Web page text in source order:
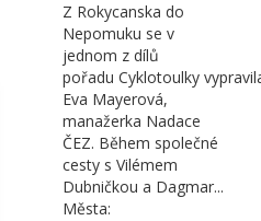
Z Rokycanska do
Nepomuku se v
jednom z dílů
pořadu Cyklotoulky
Eva Mayerová,
manažerka Nadace
ČEZ. Během společné
cesty s Vilémem
Dubničkou a Dagmar...
Města: